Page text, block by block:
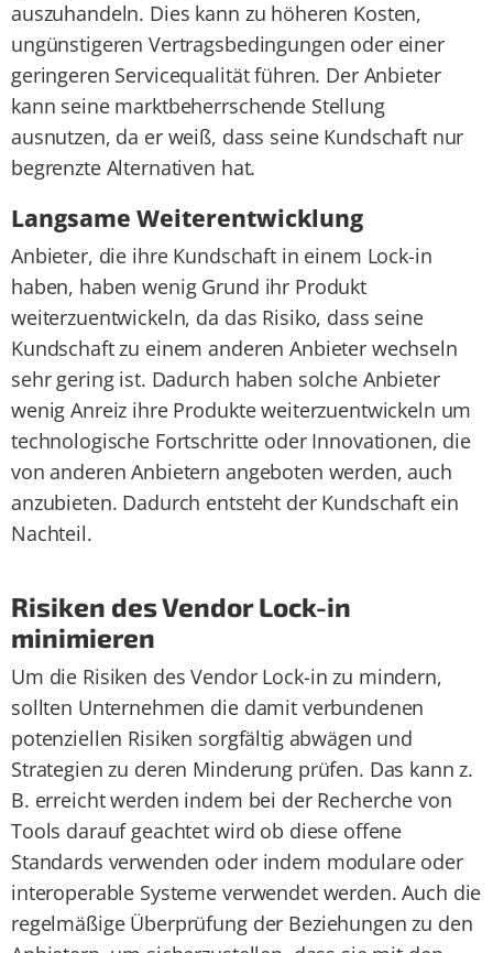
auszuhandeln. Dies kann zu höheren Kosten,
ungünstigeren Vertragsbedingungen oder einer
geringeren Servicequalität führen. Der Anbieter
kann seine marktbeherrschende Stellung
ausnutzen, da er weiß, dass seine Kundschaft nur
begrenzte Alternativen hat.
Langsame Weiterentwicklung
Anbieter, die ihre Kundschaft in einem Lock-in
haben, haben wenig Grund ihr Produkt
weiterzuentwickeln, da das Risiko, dass seine
Kundschaft zu einem anderen Anbieter wechseln
sehr gering ist. Dadurch haben solche Anbieter
wenig Anreiz ihre Produkte weiterzuentwickeln um
technologische Fortschritte oder Innovationen, die
von anderen Anbietern angeboten werden, auch
anzubieten. Dadurch entsteht der Kundschaft ein
Nachteil.
Risiken des Vendor Lock-in
minimieren
Um die Risiken des Vendor Lock-in zu mindern,
sollten Unternehmen die damit verbundenen
potenziellen Risiken sorgfältig abwägen und
Strategien zu deren Minderung prüfen. Das kann z.
B. erreicht werden indem bei der Recherche von
Tools darauf geachtet wird ob diese offene
Standards verwenden oder indem modulare oder
interoperable Systeme verwendet werden. Auch die
regelmäßige Überprüfung der Beziehungen zu den